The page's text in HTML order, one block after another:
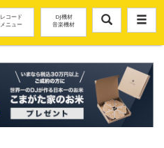
レコード
メニュー
DJ機材
音楽機材